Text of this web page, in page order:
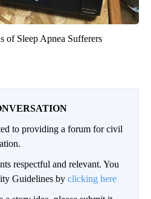
of Sleep Apnea Sufferers
to providing a forum for civil
respectful and relevant. You
Guidelines by clicking here